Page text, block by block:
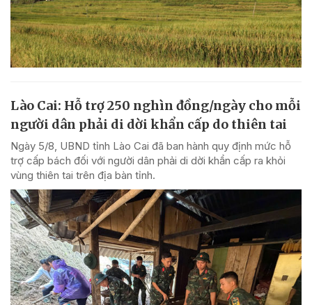
Lào Cai: Hỗ trợ 250 nghìn đồng/ngày cho mỗi
người dân phải di dời khẩn cấp do thiên tai
Ngày 5/8, UBND tỉnh Lào Cai đã ban hành quy định mức hỗ
trợ cấp bách đối với người dân phải di dời khẩn cấp ra khỏi
vùng thiên tai trên địa bàn tỉnh.